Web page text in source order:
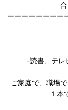
ーーーーーーーー
-読書、テレ
ご家庭で、職場
１本